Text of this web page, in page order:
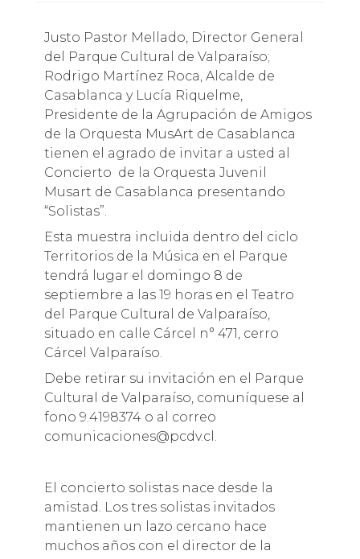
Justo Pastor Mellado, Director General
del Parque Cultural de Valparaíso;
Rodrigo Martínez Roca, Alcalde de
Casablanca y Lucía Riquelme,
Presidente de la Agrupación de Amigos
de la Orquesta MusArt de Casablanca
tienen el agrado de invitar a usted al
Concierto de la Orquesta Juvenil
Musart de Casablanca presentando
“Solistas”.
Esta muestra incluida dentro del ciclo
Territorios de la Música en el Parque
tendrá lugar el domingo 8 de
septiembre a las 19 horas en el Teatro
del Parque Cultural de Valparaíso,
situado en calle Cárcel n° 471, cerro
Cárcel Valparaíso.
Debe retirar su invitación en el Parque
Cultural de Valparaíso, comuníquese al
fono 9.4198374 o al correo
comunicaciones@pcdv.cl.
El concierto solistas nace desde la
amistad. Los tres solistas invitados
mantienen un lazo cercano hace
muchos años con el director de la